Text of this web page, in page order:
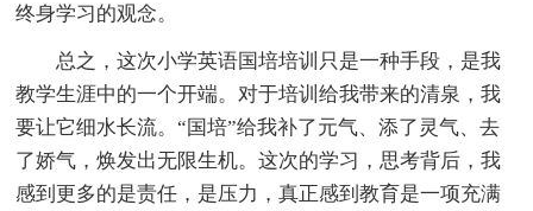
终身学习的观念。
总之，这次小学英语国培培训只是一种手段，是我
教学生涯中的一个开端。对于培训给我带来的清泉，我
要让它细水长流。“国培”给我补了元气、添了灵气、去
了娇气，焕发出无限生机。这次的学习，思考背后，我
感到更多的是责任，是压力，真正感到教育是一项充满